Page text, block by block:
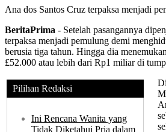
Ana dos Santos Cruz terpaksa menjadi
BeritaPrima - Setelah pasangannya
terpaksa menjadi pemulung demi
berusia tiga tahun. Hingga dia
£52.000 atau lebih dari Rp1 miliar di
Pilihan Redaksi
Ini Rencana Wanita yang
Tidak Diketahui Pria dalam